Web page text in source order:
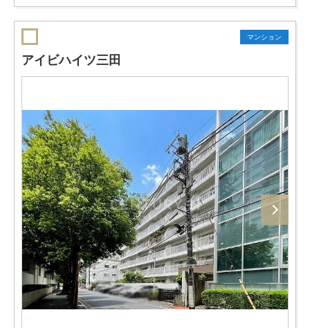
マンション
アイビハイツ三田